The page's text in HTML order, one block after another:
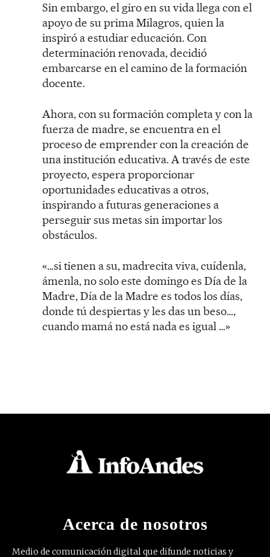
Sin embargo, el giro en su vida llega con el
apoyo de su prima Milagros, quien la
inspiró a estudiar educación. Con
determinación renovada, decidió
embarcarse en el camino de la formación
docente.
Ahora, con su formación completa y con la
fuerza de madre, se encuentra en el
proceso de emprender con la creación de
una institución educativa. A través de este
proyecto, espera proporcionar
oportunidades educativas a otros,
inspirando a futuras generaciones a
perseguir sus metas sin importar los
obstáculos.
«…si tienen a su, madrecita viva, cuídenla,
ámenla, no solo este domingo es Día de la
Madre, Día de la Madre es todos los días,
donde tú despiertas y les das un beso…,
cuando mamá no está nada es igual …»
Acerca de nosotros
Medio de comunicación digital que difunde noticias y